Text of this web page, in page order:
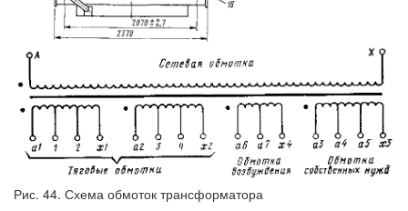
Рис. 44. Схема обмоток трансформатора